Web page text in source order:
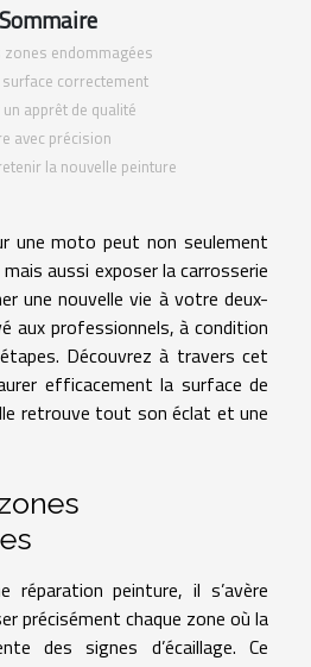
Sommaire
zones endommagées
correctement
apprêt de qualité
avec précision
la nouvelle peinture
une moto peut non seulement
aussi exposer la carrosserie
une nouvelle vie à votre deux-
aux professionnels, à condition
Découvrez à travers cet
efficacement la surface de
retrouve tout son éclat et une
réparation peinture, il s’avère
précisément chaque zone où la
des signes d’écaillage. Ce